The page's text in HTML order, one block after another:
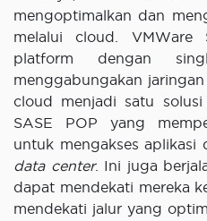
mengoptimalkan dan
melalui cloud. VMWare
platform dengan
menggabungakan
cloud menjadi satu
SASE POP yang
untuk mengakses aplikasi
data center. Ini juga
dapat mendekati mereka
mendekati jalur yang